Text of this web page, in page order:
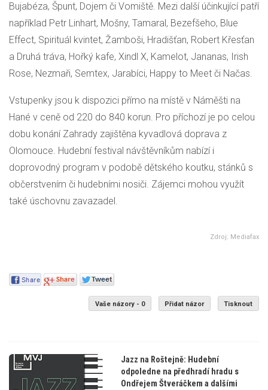
Bujabéza, Špunt, Dojem či Vomiště. Mezi další účinkující patří
například Petr Linhart, Mošny, Tamaral, Bezefšeho, Blue
Effect, Spirituál kvintet, Žamboši, Hradišťan, Robert Křesťan
a Druhá tráva, Hořký kafe, Xindl X, Kamelot, Jananas, Irish
Rose, Nezmaři, Semtex, Jarabíci, Happy to Meet či Načas.
Vstupenky jsou k dispozici přímo na místě v Náměšti na
Hané v ceně od 220 do 840 korun. Pro příchozí je po celou
dobu konání Zahrady zajištěna kyvadlová doprava z
Olomouce. Hudební festival návštěvníkům nabízí i
doprovodný program v podobě dětského koutku, stánků s
občerstvením či hudebními nosiči. Zájemci mohou využít
také úschovnu zavazadel.
Zdroj: Mediafax
Vaše názory - 0 Přidat názor Tisknout
Jazz na Roštejně: Hudební
odpoledne na předhradí hradu s
Ondřejem Štveráčkem a dalšími